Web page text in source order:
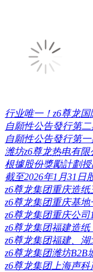
行业唯一！z6尊龙
自願性公告發行第
自願性公告發行第
潍坊z6尊龙热电有
根據股份獎勵計劃
截至2026年1月31日
z6尊龙集团重庆造
z6尊龙集团重庆基
z6尊龙集团重庆公
z6尊龙集团福建造
z6尊龙集团福建、
z6尊龙集团潍坊B2B
z6尊龙集团上海声